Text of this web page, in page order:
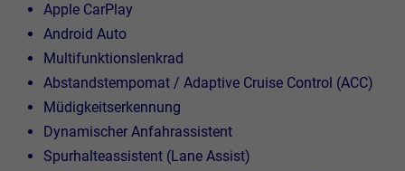
Apple CarPlay
Android Auto
Multifunktionslenkrad
Abstandstempomat / Adaptive Cruise Control (ACC)
Müdigkeitserkennung
Dynamischer Anfahrassistent
Spurhalteassistent (Lane Assist)